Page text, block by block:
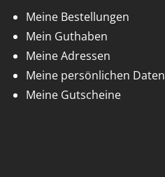
Meine Bestellungen
Mein Guthaben
Meine Adressen
Meine persönlichen Daten
Meine Gutscheine